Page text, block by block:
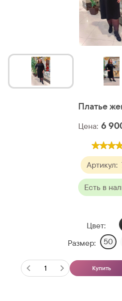
Платье
Артикул:
Есть в
Цена: 6
Цвет:
Размер:
50
Купить